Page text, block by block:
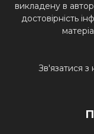
викладену в
достовірність
Зв'язатися з